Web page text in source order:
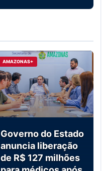
AMAZONAS+
Governo do Estado
anuncia liberação
de R$ 127 milhões